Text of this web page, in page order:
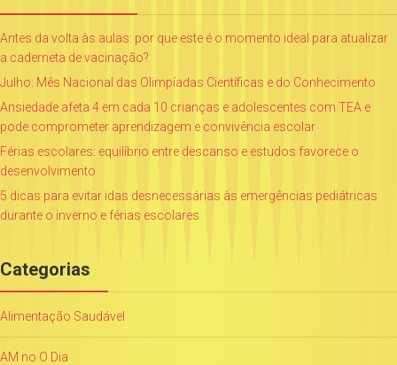
Antes da volta às aulas: por que este é o momento ideal para atualizar
a caderneta de vacinação?
Julho: Mês Nacional das Olimpíadas Científicas e do Conhecimento
Ansiedade afeta 4 em cada 10 crianças e adolescentes com TEA e
pode comprometer aprendizagem e convivência escolar
Férias escolares: equilíbrio entre descanso e estudos favorece o
desenvolvimento
5 dicas para evitar idas desnecessárias às emergências pediátricas
durante o inverno e férias escolares
Categorias
Alimentação Saudável
AM no O Dia